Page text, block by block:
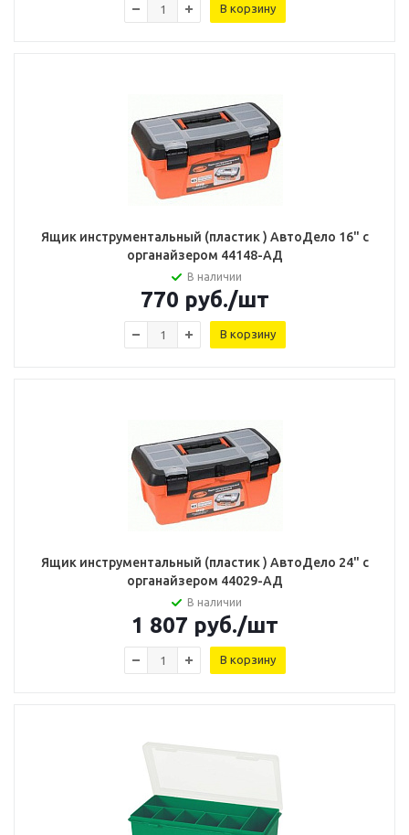
В корзину
Ящик инструментальный (пластик ) АвтоДело 16" с
органайзером 44148-АД
В наличии
770 руб./шт
В корзину
Ящик инструментальный (пластик ) АвтоДело 24" с
органайзером 44029-АД
В наличии
1 807 руб./шт
В корзину